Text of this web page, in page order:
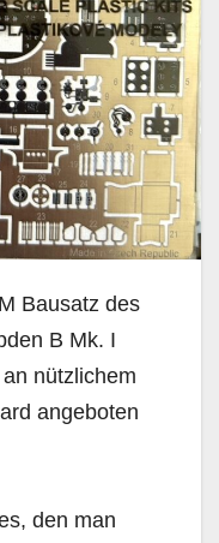
Bausatz des
B Mk. I
nützlichem
angeboten
den man